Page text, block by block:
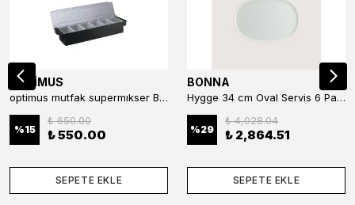
OPTİMUS
optimus mutfak supermıkser Bar Konteyner 6'lı 50×16×9 cm Kapaklı Polikarbon Organizer Bar & Kafe
%15
₺ 650.00
₺ 550.00
SEPETE EKLE
BONNA
Hygge 34 cm Oval Servis 6 Parça
%29
₺ 4,028.04
₺ 2,864.51
SEPETE EKLE